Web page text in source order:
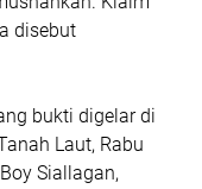
disebut
bukti digelar di
Laut, Rabu
Siallagan,